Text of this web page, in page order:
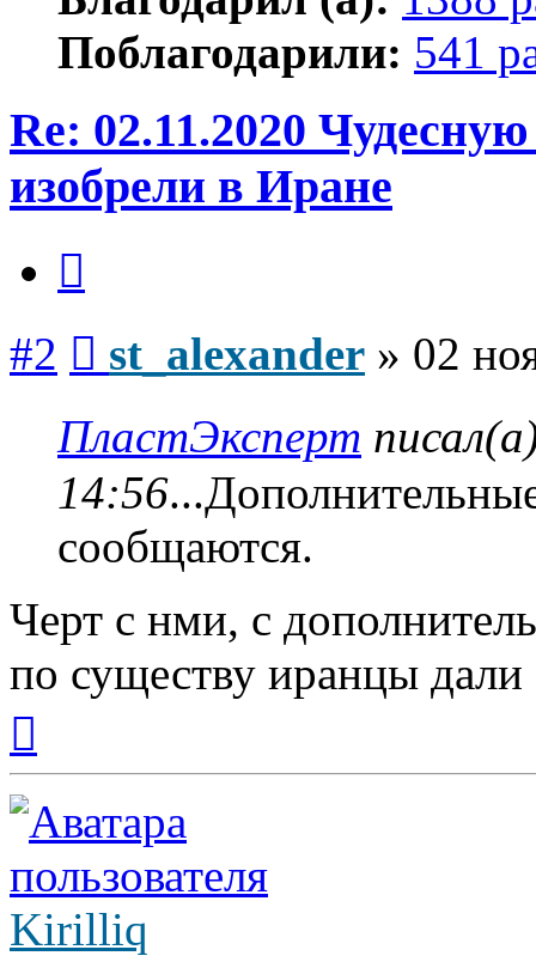
Поблагодарили: 541
Re: 02.11.2020
изобрели в Иране
#2 st_alexander » 02
ПластЭксперт
14:56
сообщаются.
Черт с нми, с
по существу иранцы дали
началу
Kirilliq